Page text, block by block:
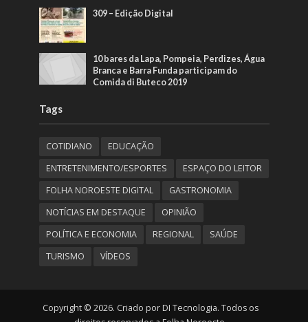
309 – Edição Digital
10 bares da Lapa, Pompeia, Perdizes, Água
Branca e Barra Funda participam do
Comida di Buteco 2019
Tags
COTIDIANO
EDUCAÇÃO
ENTRETENIMENTO/ESPORTES
ESPAÇO DO LEITOR
FOLHA NOROESTE DIGITAL
GASTRONOMIA
NOTÍCIAS EM DESTAQUE
OPINIÃO
POLÍTICA E ECONOMIA
REGIONAL
SAÚDE
TURISMO
VÍDEOS
Copyright © 2026. Criado por DI Tecnologia. Todos os